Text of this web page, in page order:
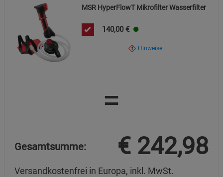
MSR HyperFlowT Mikrofilter Wasserfilter
140,00 €
Hinweise
=
Gesamtsumme: € 242,98
Versandkostenfrei in Europa, inkl. MwSt.
Statistik Cookies (2) Statistik Cookies
Beschreibung Statistik Cookies
Cookie-Informationen